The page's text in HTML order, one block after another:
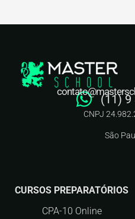
(11) 9
CNPJ
São
CURSOS PREPARATÓRIOS
CPA-10 Online